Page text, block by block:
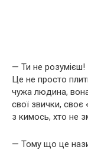
— Ти не
Це не просто
чужа людина,
свої звички, своє
з кимось, хто не
— Тому що це